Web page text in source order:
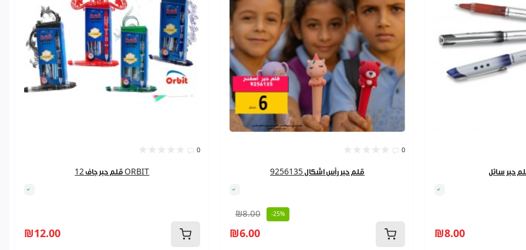
0
قلم حبر جاف 12 ORBIT
₪12.00
0
قلم حبر رأس اشكال 9256135
₪8.00 -25%
₪6.00 ₪8.00